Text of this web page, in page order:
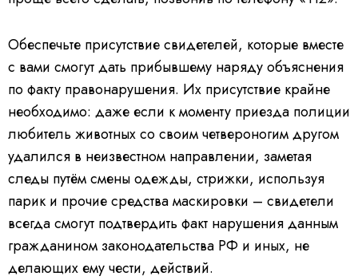
Обеспечьте присутствие свидетелей, которые вместе
с вами смогут дать прибывшему наряду объяснения
по факту правонарушения. Их присутствие крайне
необходимо: даже если к моменту приезда полиции
любитель животных со своим четвероногим другом
удалился в неизвестном направлении, заметая
следы путём смены одежды, стрижки, используя
парик и прочие средства маскировки – свидетели
всегда смогут подтвердить факт нарушения данным
гражданином законодательства РФ и иных, не
делающих ему чести, действий.